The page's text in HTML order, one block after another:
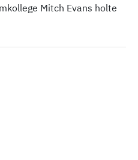
Mitch Evans holte